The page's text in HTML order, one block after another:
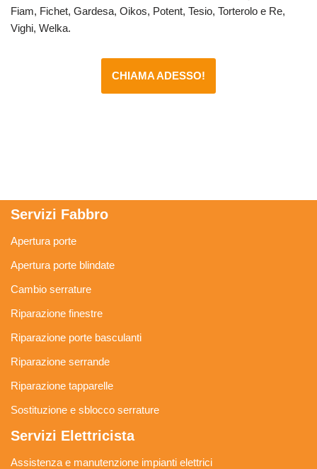
Fiam, Fichet, Gardesa, Oikos, Potent, Tesio, Torterolo e Re,
Vighi, Welka.
CHIAMA ADESSO!
Servizi Fabbro
Apertura porte
Apertura porte blindate
Cambio serrature
Riparazione finestre
Riparazione porte basculanti
Riparazione serrande
Riparazione tapparelle
Sostituzione e sblocco serrature
Servizi Elettricista
Assistenza e manutenzione impianti elettrici